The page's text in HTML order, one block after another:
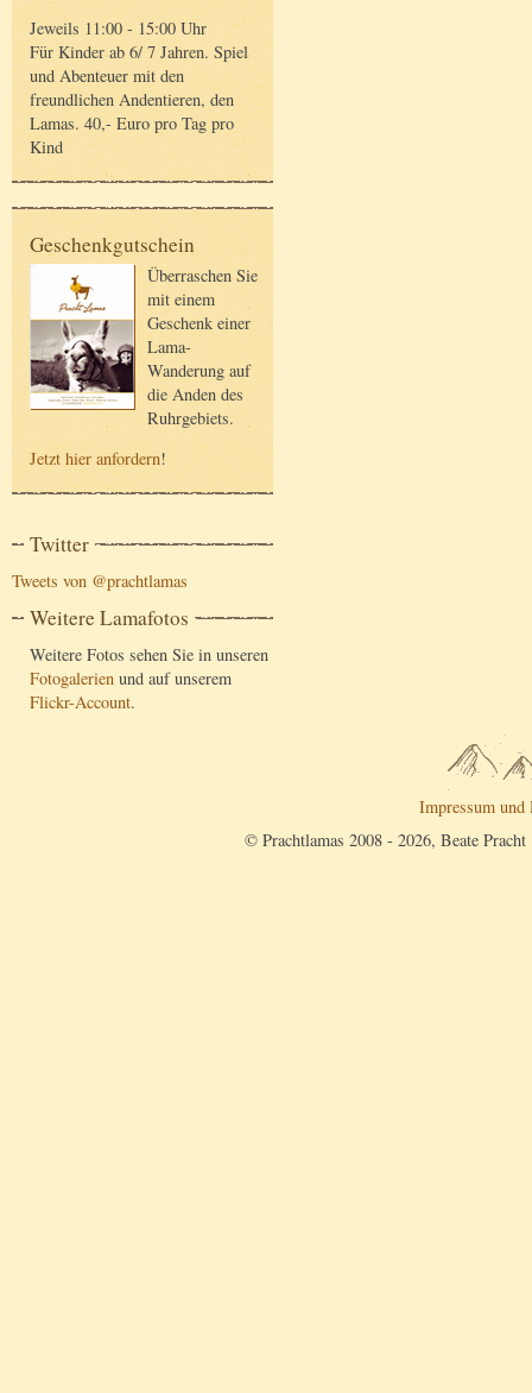
Jeweils 11:00 - 15:00 Uhr
Für Kinder ab 6/ 7 Jahren. Spiel
und Abenteuer mit den
freundlichen Andentieren, den
Lamas. 40,- Euro pro Tag pro
Kind
Geschenkgutschein
Überraschen Sie
mit einem
Geschenk einer
Lama-
Wanderung auf
die Anden des
Ruhrgebiets.
Jetzt hier anfordern!
Twitter
Tweets von @prachtlamas
Weitere Lamafotos
Weitere Fotos sehen Sie in unseren
Fotogalerien und auf unserem
Flickr-Account.
Impressum und
© Prachtlamas 2008 - 2026, Beate Pracht